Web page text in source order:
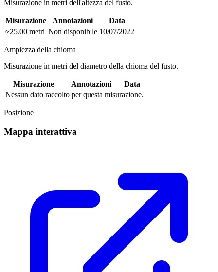
Misurazione in metri dell'altezza del fusto.
Misurazione Annotazioni
Data
≈25.00 metri Non disponibile 10/07/2022
Ampiezza della chioma
Misurazione in metri del diametro della chioma del fusto.
Misurazione Annotazioni
Data
Nessun dato raccolto per questa misurazione.
Posizione
Mappa interattiva